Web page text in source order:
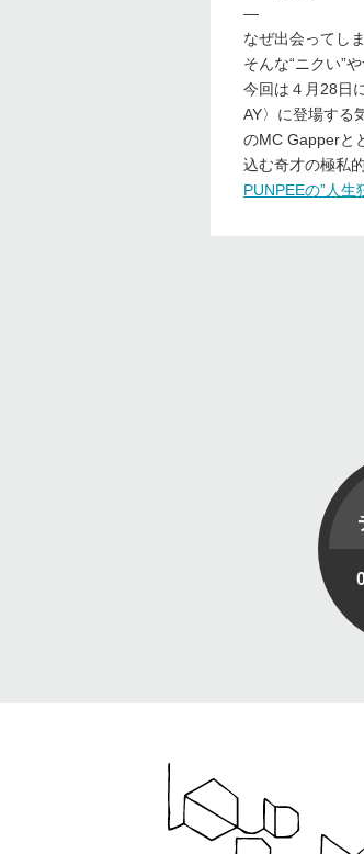
—
なぜ出会ってし
そんな“ニクい”
今回は４月28日
AY〉に登場する
のMC Gapperと
込む奇才の極私
PUNPEEの”人生